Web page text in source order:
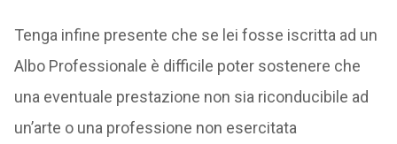
Tenga infine presente che se lei fosse iscritta ad un
Albo Professionale è difficile poter sostenere che
una eventuale prestazione non sia riconducibile ad
un’arte o una professione non esercitata